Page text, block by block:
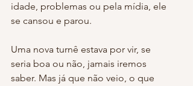
idade, problemas ou pela mídia, ele
se cansou e parou.
Uma nova turnê estava por vir, se
seria boa ou não, jamais iremos
saber. Mas já que não veio, o que